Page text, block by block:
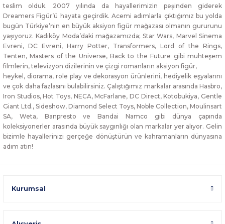
teslim olduk. 2007 yılında da hayallerimizin peşinden giderek
Dreamers Figür’ü hayata geçirdik. Acemi adımlarla çıktığımız bu yolda
bugün Türkiye’nin en büyük aksiyon figür mağazası olmanın gururunu
yaşıyoruz. Kadıköy Moda’daki mağazamızda; Star Wars, Marvel Sinema
Evreni, DC Evreni, Harry Potter, Transformers, Lord of the Rings,
Tenten, Masters of the Universe, Back to the Future gibi muhteşem
filmlerin, televizyon dizilerinin ve çizgi romanların aksiyon figür,
heykel, diorama, role play ve dekorasyon ürünlerini, hediyelik eşyalarını
ve çok daha fazlasını bulabilirsiniz. Çalıştığımız markalar arasında Hasbro,
Iron Studios, Hot Toys, NECA, McFarlane, DC Direct, Kotobukiya, Gentle
Giant Ltd., Sideshow, Diamond Select Toys, Noble Collection, Moulinsart
SA, Weta, Banpresto ve Bandai Namco gibi dünya çapında
koleksiyonerler arasında büyük saygınlığı olan markalar yer alıyor. Gelin
bizimle hayallerinizi gerçeğe dönüştürün ve kahramanların dünyasına
adım atın!
Kurumsal